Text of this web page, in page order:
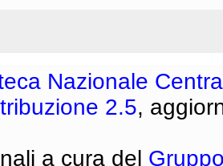
Nazionale
2.5,
a cura del